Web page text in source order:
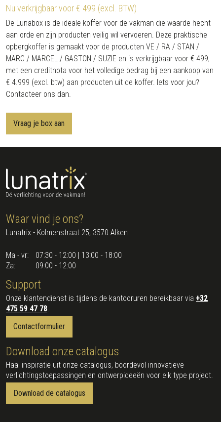
Nu verkrijgbaar voor € 499 (excl. BTW)
De Lunabox is de ideale koffer voor de vakman die waarde hecht
aan orde en zijn producten veilig wil vervoeren. Deze praktische
opbergkoffer is gemaakt voor de producten VE / RA / STAN /
MARC / MARCEL / GASTON / SUZIE en is verkrijgbaar voor € 499,
met een creditnota voor het volledige bedrag bij een aankoop van
€ 4.999 (excl. btw) aan producten uit de koffer. Iets voor jou?
Contacteer ons dan.
Vraag je box aan
Waar vind je ons?
Lunatrix - Kolmenstraat 25, 3570 Alken
Ma - vr:
07:30 - 12:00 | 13:00 - 18:00
Za:
09:00 - 12:00
Support
Onze klantendienst is tijdens de kantooruren bereikbaar via +32
475 59 47 78.
Contactformulier
Download onze catalogus
Haal inspiratie uit onze catalogus, boordevol innovatieve
verlichtingstoepassingen en ontwerpideeën voor elk type project.
Download de catalogus